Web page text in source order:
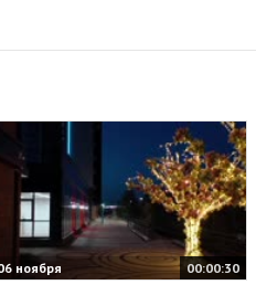
00:00:30
ноября